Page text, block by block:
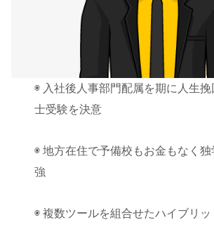
◉ 入社後人事部門配属を期に人生
士受験を決意
◉ 地方在住で予備校もお金もなく
強
◉ 複数ツールを組合せたハイブリ